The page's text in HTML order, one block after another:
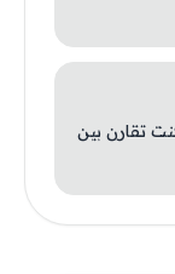
تقارن بين